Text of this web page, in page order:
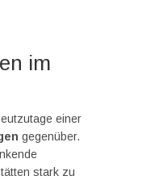
im
einer
gegenüber.
stark zu